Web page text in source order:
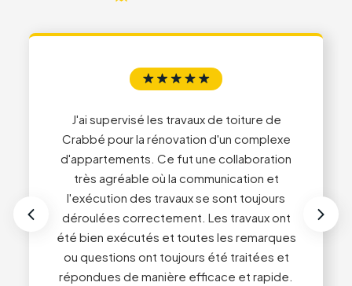
6
7
6
7
Service impeccable du début à la fin !
Conseils professionnels et travail de très
haute qualité. Nous recommandons sans
hésiter Toiture Crabbé 👍🏻
Guy Content
J'ai supervisé les travaux de toiture de
Crabbé pour la rénovation d'un complexe
d'appartements. Ce fut une collaboration
très agréable où la communication et
l'exécution des travaux se sont toujours
déroulées correctement. Les travaux ont
été bien exécutés et toutes les remarques
ou questions ont toujours été traitées et
répondues de manière efficace et rapide.